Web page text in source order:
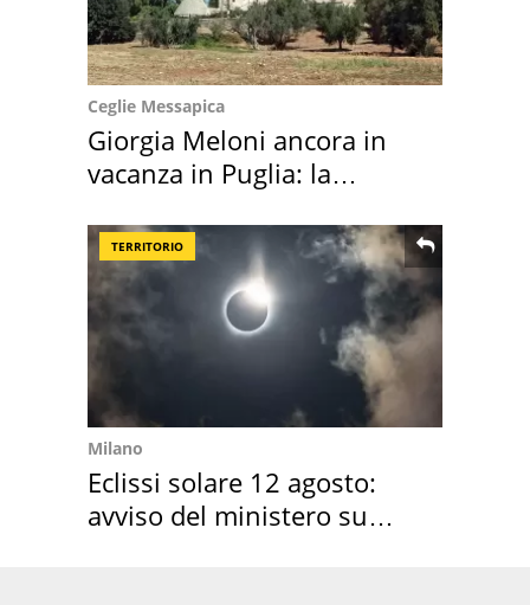
Ceglie Messapica
Giorgia Meloni ancora in
vacanza in Puglia: la
TERRITORIO
Milano
Eclissi solare 12 agosto:
avviso del ministero su